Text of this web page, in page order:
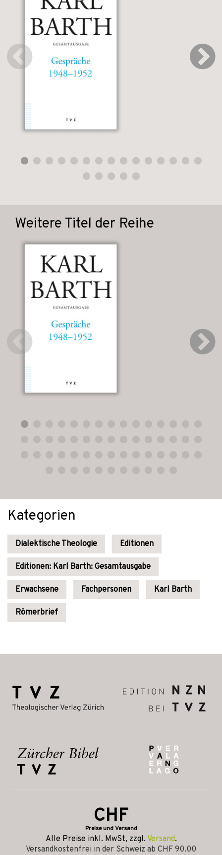
Weitere Titel der Reihe
Kategorien
Dialektische Theologie Editionen
Editionen: Karl Barth: Gesamtausgabe
Erwachsene Fachpersonen Karl Barth
Römerbrief
CHF
Preise und Versand
Alle Preise inkl. MwSt, zzgl. Versand.
Versandkostenfrei in der Schweiz ab CHF 90.00